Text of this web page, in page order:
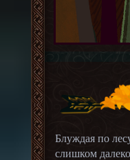
Блуждая по
слишком